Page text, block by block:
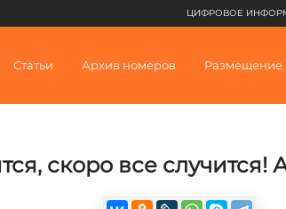
ЦИФРОВОЕ
Статьи Архив номеров Размещение
скоро все случится!